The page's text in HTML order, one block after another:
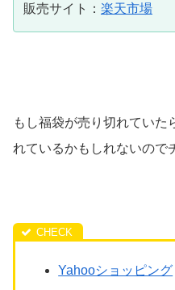
販売サイト： 楽天市場
もし福袋が売り切れていた
れているかもしれないので
Yahooショッピング